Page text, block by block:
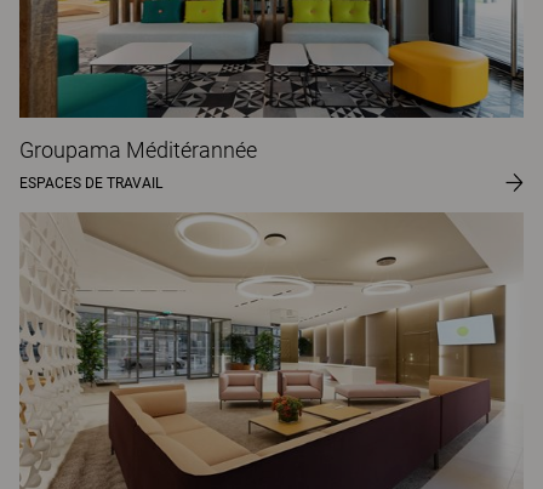
Groupama Méditérannée
ESPACES DE TRAVAIL